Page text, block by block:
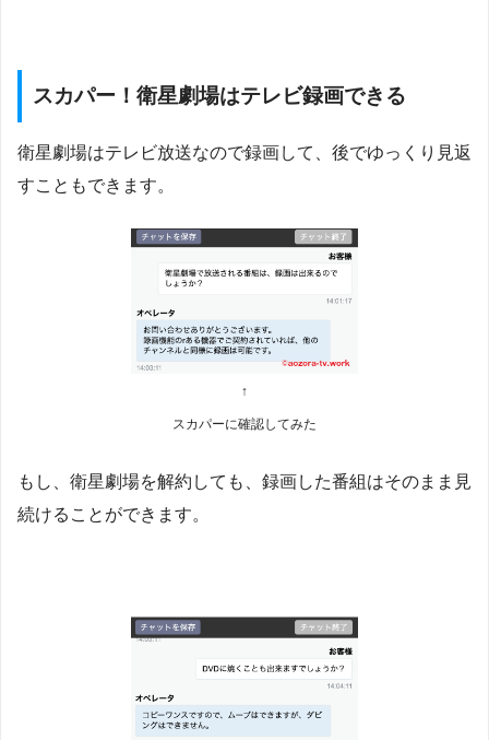
スカパー！衛星劇場はテレビ録画できる
衛星劇場はテレビ放送なので録画して、後でゆっくり見返
すこともできます。
↑
スカパーに確認してみた
もし、衛星劇場を解約しても、録画した番組はそのまま見
続けることができます。